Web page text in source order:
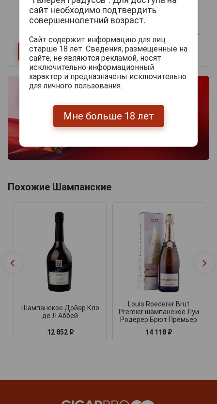
Похожие Шампанские
Шампанское Дойар Кло
де Л Аббей
12 852 ₽
Louis Roederer Brut
Premier шампанское Луи
Родерер Брют Премьер
14 118 ₽
сайт необходимо подтвердить
совершеннолетний возраст.
Сайт содержит информацию для лиц
старше 18 лет. Сведения, размещенные на
сайте, не являются рекламой, носят
исключительно информационный
характер и предназначены исключительно
для личного пользования.
Мне больше 18 лет